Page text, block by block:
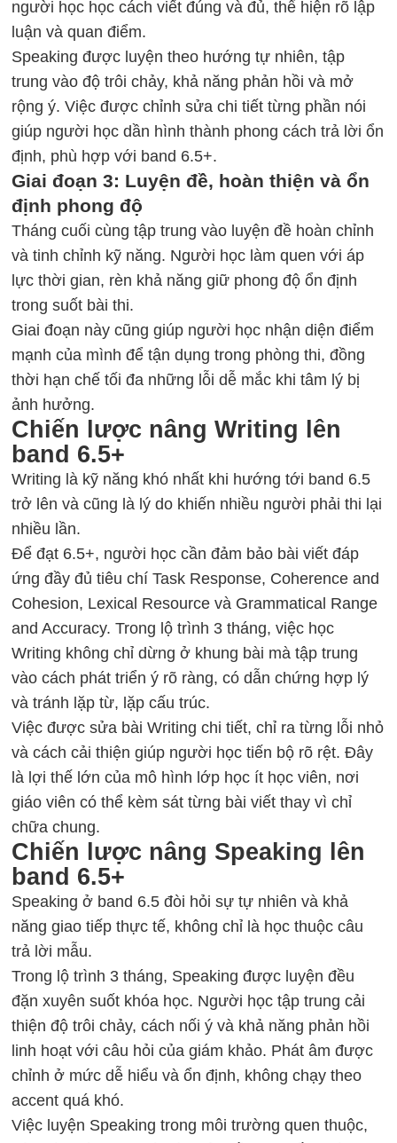
người học học cách viết đúng và đủ, thể hiện rõ lập
luận và quan điểm.
Speaking được luyện theo hướng tự nhiên, tập
trung vào độ trôi chảy, khả năng phản hồi và mở
rộng ý. Việc được chỉnh sửa chi tiết từng phần nói
giúp người học dần hình thành phong cách trả lời ổn
định, phù hợp với band 6.5+.
Giai đoạn 3: Luyện đề, hoàn thiện và ổn
định phong độ
Tháng cuối cùng tập trung vào luyện đề hoàn chỉnh
và tinh chỉnh kỹ năng. Người học làm quen với áp
lực thời gian, rèn khả năng giữ phong độ ổn định
trong suốt bài thi.
Giai đoạn này cũng giúp người học nhận diện điểm
mạnh của mình để tận dụng trong phòng thi, đồng
thời hạn chế tối đa những lỗi dễ mắc khi tâm lý bị
ảnh hưởng.
Chiến lược nâng Writing lên
band 6.5+
Writing là kỹ năng khó nhất khi hướng tới band 6.5
trở lên và cũng là lý do khiến nhiều người phải thi lại
nhiều lần.
Để đạt 6.5+, người học cần đảm bảo bài viết đáp
ứng đầy đủ tiêu chí Task Response, Coherence and
Cohesion, Lexical Resource và Grammatical Range
and Accuracy. Trong lộ trình 3 tháng, việc học
Writing không chỉ dừng ở khung bài mà tập trung
vào cách phát triển ý rõ ràng, có dẫn chứng hợp lý
và tránh lặp từ, lặp cấu trúc.
Việc được sửa bài Writing chi tiết, chỉ ra từng lỗi nhỏ
và cách cải thiện giúp người học tiến bộ rõ rệt. Đây
là lợi thế lớn của mô hình lớp học ít học viên, nơi
giáo viên có thể kèm sát từng bài viết thay vì chỉ
chữa chung.
Chiến lược nâng Speaking lên
band 6.5+
Speaking ở band 6.5 đòi hỏi sự tự nhiên và khả
năng giao tiếp thực tế, không chỉ là học thuộc câu
trả lời mẫu.
Trong lộ trình 3 tháng, Speaking được luyện đều
đặn xuyên suốt khóa học. Người học tập trung cải
thiện độ trôi chảy, cách nối ý và khả năng phản hồi
linh hoạt với câu hỏi của giám khảo. Phát âm được
chỉnh ở mức dễ hiểu và ổn định, không chạy theo
accent quá khó.
Việc luyện Speaking trong môi trường quen thuộc,